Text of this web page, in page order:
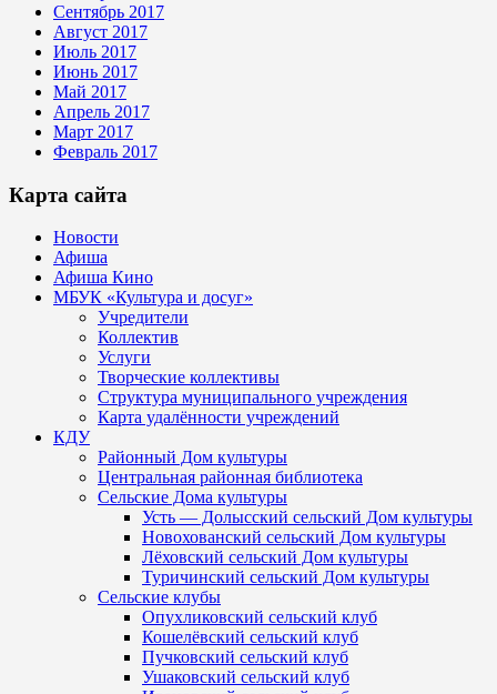
Сентябрь 2017
Август 2017
Июль 2017
Июнь 2017
Май 2017
Апрель 2017
Март 2017
Февраль 2017
Карта сайта
Новости
Афиша
Афиша Кино
МБУК «Культура и досуг»
Учредители
Коллектив
Услуги
Творческие коллективы
Структура муниципального учреждения
Карта удалённости учреждений
КДУ
Районный Дом культуры
Центральная районная библиотека
Сельские Дома культуры
Усть — Долысский сельский Дом культуры
Новохованский сельский Дом культуры
Лёховский сельский Дом культуры
Туричинский сельский Дом культуры
Сельские клубы
Опухликовский сельский клуб
Кошелёвский сельский клуб
Пучковский сельский клуб
Ушаковский сельский клуб